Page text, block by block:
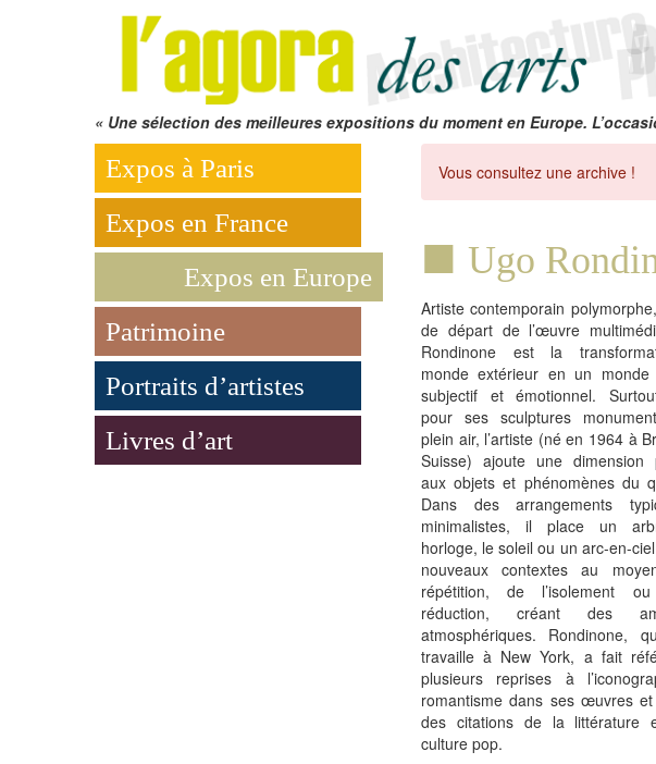
« Une sélection des meilleures expositions du moment en Europe.
Expos à Paris
Expos en France
Expos en Europe
Patrimoine
Portraits d’artistes
Livres d’art
Vous consultez une archive !
Ugo
Artiste contemporain
de départ de l’œuvre
Rondinone est la
monde extérieur en un monde
subjectif et émotionnel.
pour ses sculptures
plein air, l’artiste (né en 1964 à
Suisse) ajoute une dimension
aux objets et phénomènes du
Dans des arrangements
minimalistes, il place un
horloge, le soleil ou un arc-en-
nouveaux contextes au
répétition, de l’isolement
réduction, créant des
atmosphériques. Rondinone,
travaille à New York, a fait
plusieurs reprises à
romantisme dans ses œuvres
des citations de la littérature
culture pop.